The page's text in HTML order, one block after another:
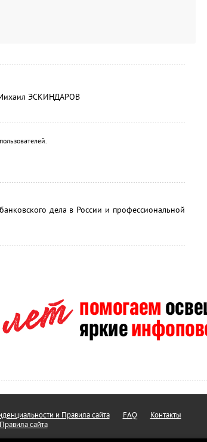
ЭСКИНДАРОВ
дела в России и профессиональной
и Правила сайта FAQ
Контакты
Правила сайта